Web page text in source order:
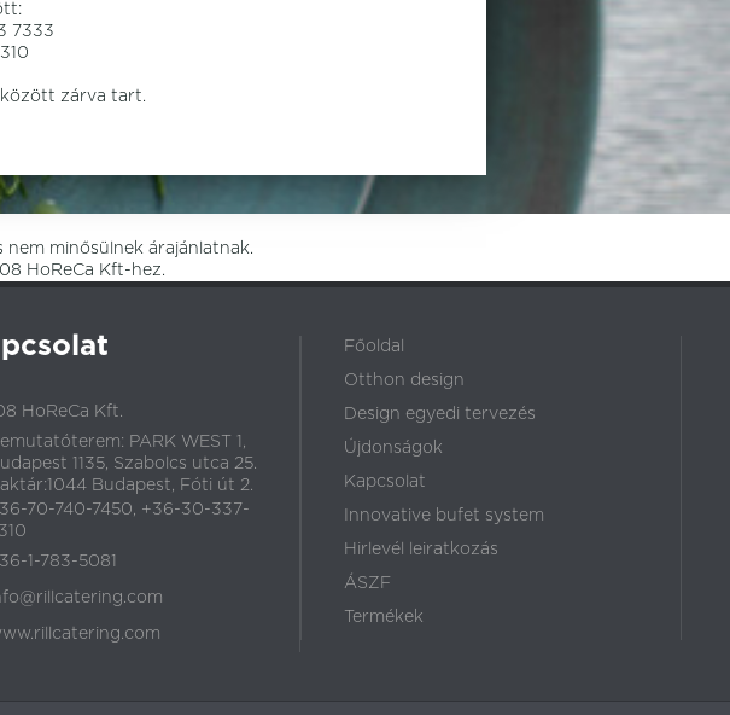
7333
zárva tart.
minősülnek árajánlatnak.
HoReCa Kft-hez.
HoReCa Kft.
PARK WEST 1,
1135, Szabolcs utca 25.
Budapest, Fóti út 2.
70-740-7450, +36-30-337-
1-783-5081
Főoldal
Otthon design
Design egyedi tervezés
Újdonságok
Kapcsolat
Innovative bufet system
Hirlevél leiratkozás
ÁSZF
Termékek